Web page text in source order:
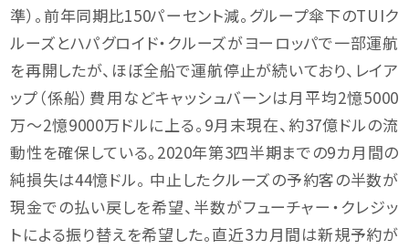
準）。前年同期比150パーセント減。グループ傘下のTUIク
ルーズとハパグロイド・クルーズがヨーロッパで一部運航
を再開したが、ほぼ全船で運航停止が続いており、レイア
ップ（係船）費用などキャッシュバーンは月平均2憶5000
万～2憶9000万ドルに上る。9月末現在、約37億ドルの流
動性を確保している。2020年第3四半期までの9カ月間の
純損失は44憶ドル。 中止したクルーズの予約客の半数が
現金での払い戻しを希望、半数がフューチャー・クレジッ
トによる振り替えを希望した。直近3カ月間は新規予約が